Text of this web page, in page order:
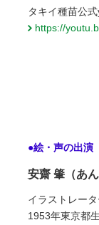
タキイ種苗公
https://
●絵・声の出演
安齋 肇（あ
イラストレー
1953年東京都